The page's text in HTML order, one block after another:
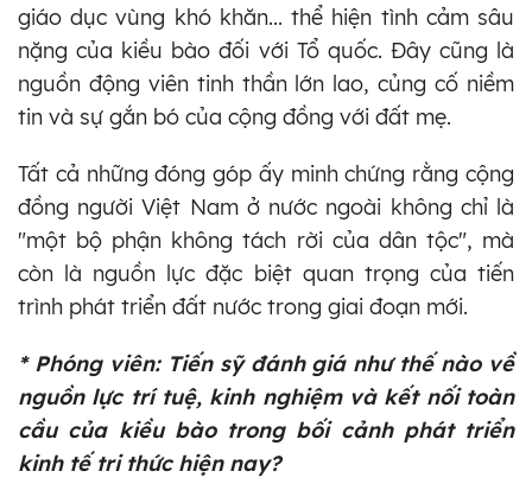
giáo dục vùng khó khăn... thể hiện tình cảm sâu
nặng của kiều bào đối với Tổ quốc. Đây cũng là
nguồn động viên tinh thần lớn lao, củng cố niềm
tin và sự gắn bó của cộng đồng với đất mẹ.
Tất cả những đóng góp ấy minh chứng rằng cộng
đồng người Việt Nam ở nước ngoài không chỉ là
"một bộ phận không tách rời của dân tộc", mà
còn là nguồn lực đặc biệt quan trọng của tiến
trình phát triển đất nước trong giai đoạn mới.
* Phóng viên: Tiến sỹ đánh giá như thế nào về
nguồn lực trí tuệ, kinh nghiệm và kết nối toàn
cầu của kiều bào trong bối cảnh phát triển
kinh tế tri thức hiện nay?